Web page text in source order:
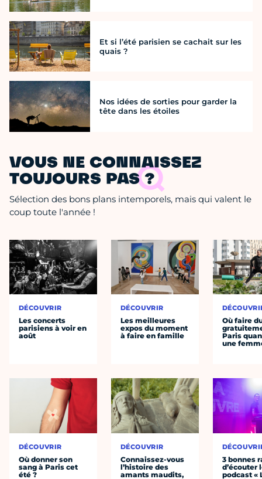
Et si l’été parisien se cachait sur les
quais ?
Nos idées de sorties pour garder la
tête dans les étoiles
VOUS NE CONNAISSEZ
TOUJOURS PAS ?
Sélection des bons plans intemporels, mais qui valent le
coup toute l'année !
DÉCOUVRIR
Les concerts
parisiens à voir en
août
DÉCOUVRIR
Où donner son
sang à Paris cet
été ?
DÉCOUVRIR
Les meilleures
expos du moment
à faire en famille
DÉCOUVRIR
Connaissez-vous
l’histoire des
amants maudits,
Où faire
Paris
une
3 bonnes
d’écouter
podcast «